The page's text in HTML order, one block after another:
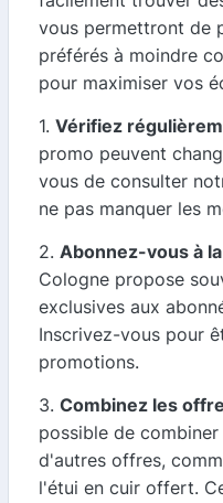
vous permettront de
préférés à moindre
pour maximiser vos
1. Vérifiez
promo peuvent
vous de consulter
ne pas manquer les
2. Abonnez-vous à
Cologne propose
exclusives aux
Inscrivez-vous pour
promotions.
3. Combinez les
possible de
d'autres offres,
l'étui en cuir offert.